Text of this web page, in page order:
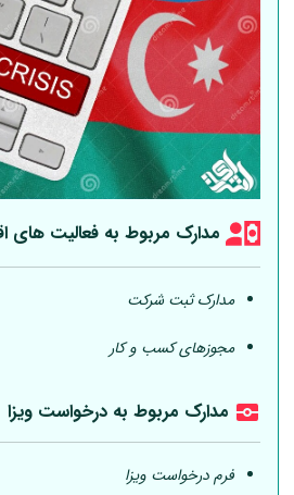
مدارک مربوط به فعالیت های
مدارک ثبت شرکت
مجوزهای کسب و کار
مدارک مربوط به درخواست ویزا
فرم درخواست ویزا